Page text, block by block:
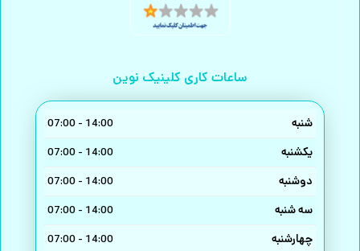
ساعات کاری کلینیک نوین
شنبه 14:00 - 07:00
یکشنبه 14:00 - 07:00
دوشنبه 14:00 - 07:00
سه شنبه 14:00 - 07:00
چهارشنبه 14:00 - 07:00